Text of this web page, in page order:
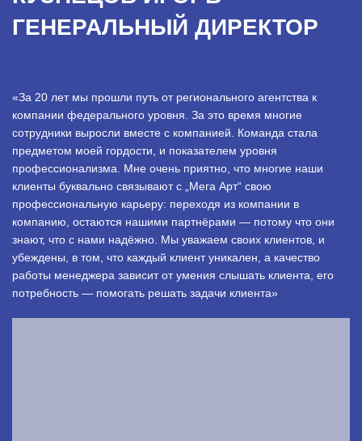
ГЕНЕРАЛЬНЫЙ ДИРЕКТОР
«За 20 лет мы прошли путь от регионального агентства к
компании федерального уровня. За это время многие
сотрудники выросли вместе с компанией. Команда стала
предметом моей гордости, и показателем уровня
профессионализма. Мне очень приятно, что многие наши
клиенты буквально связывают с „Мега Арт“ свою
профессиональную карьеру: переходя из компании в
компанию, остаются нашими партнёрами — потому что они
знают, что с нами надёжно. Мы уважаем своих клиентов, и
убеждены, в том, что каждый клиент уникален, а качество
работы менеджера зависит от умения слышать клиента, его
потребность — помогать решать задачи клиента».